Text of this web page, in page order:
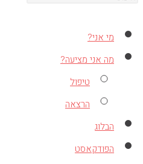
מי אני?
מה אני מציעה?
טיפול
הרצאה
הבלוג
הפודקאסט